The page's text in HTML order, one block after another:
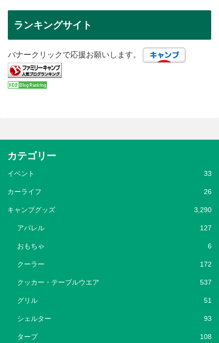
ランキングサイト
バナークリックで応援お願いします。
カテゴリー
イベント 33
カーライフ 26
キャンプグッズ 3,290
アパレル 127
おもちゃ 6
クーラー 172
クッカー・テーブルウエア 537
グリル 51
シェルター 93
タープ 108